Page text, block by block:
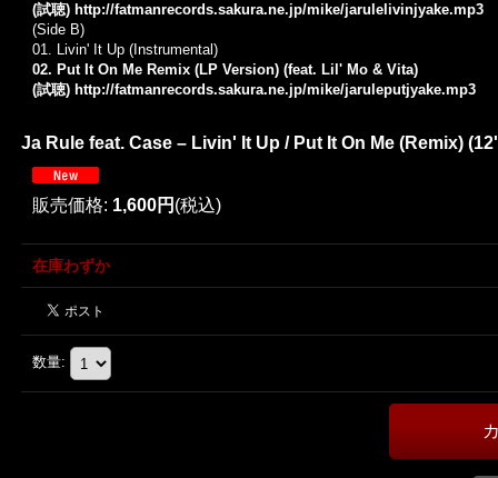
(試聴) http://fatmanrecords.sakura.ne.jp/mike/jarulelivinjyake.mp3
(Side B)
01. Livin' It Up (Instrumental)
02. Put It On Me Remix (LP Version) (feat. Lil' Mo & Vita)
(試聴) http://fatmanrecords.sakura.ne.jp/mike/jaruleputjyake.mp3
Ja Rule feat. Case – Livin' It Up / Put It On Me (Remix)
販売価格: 1,600円 (税込)
在庫わずか
数量: